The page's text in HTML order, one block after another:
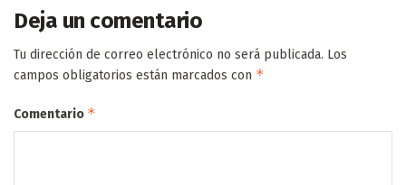
Deja un comentario
Tu dirección de correo electrónico no será publicada. Los
campos obligatorios están marcados con *
Comentario *